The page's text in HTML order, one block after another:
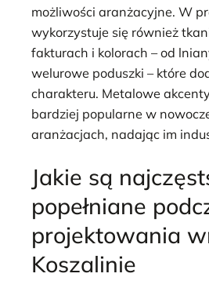
możliwości aranżacyjne. W
wykorzystuje się również
fakturach i kolorach – od
welurowe poduszki – które
charakteru. Metalowe
bardziej popularne w
aranżacjach, nadając im
Jakie są
popełniane
projektowania
Koszalinie